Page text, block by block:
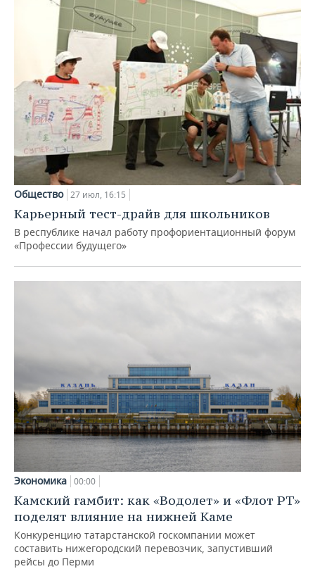
Общество 27 июл, 16:15
Карьерный тест-драйв для школьников
В республике начал работу профориентационный форум
«Профессии будущего»
Экономика 00:00
Камский гамбит: как «Водолет» и «Флот РТ»
поделят влияние на нижней Каме
Конкуренцию татарстанской госкомпании может
составить нижегородский перевозчик, запустивший
рейсы до Перми